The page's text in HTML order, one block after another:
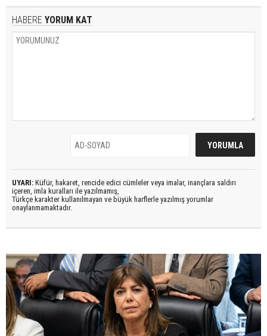
HABERE YORUM KAT
UYARI: Küfür, hakaret, rencide edici cümleler veya imalar, inançlara saldırı
içeren, imla kuralları ile yazılmamış,
Türkçe karakter kullanılmayan ve büyük harflerle yazılmış yorumlar
onaylanmamaktadır.